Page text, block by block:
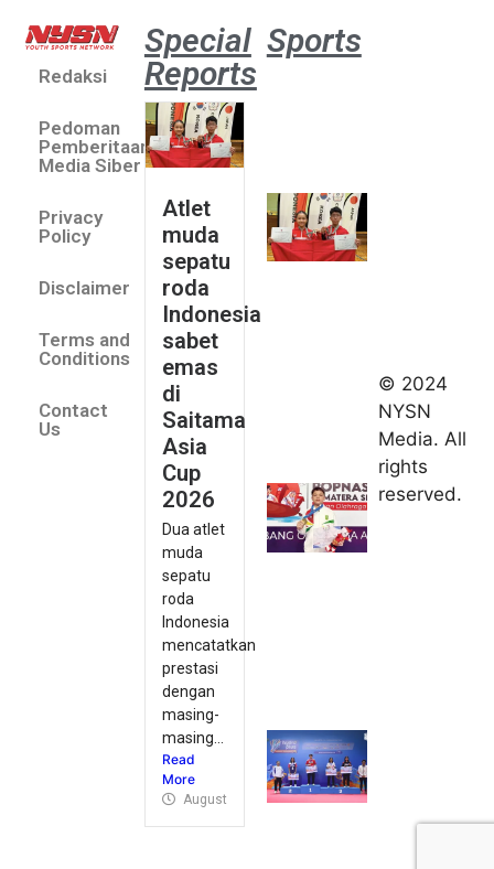
Redaksi
Pedoman
Pemberitaan
Media Siber
Privacy
Policy
Disclaimer
Terms and
Conditions
Contact
Us
Special
Reports
Atlet
muda
sepatu
roda
Indonesia
sabet
emas
di
Saitama
Asia
Cup
2026
Dua atlet
muda
sepatu
roda
Indonesia
mencatatkan
prestasi
dengan
masing-
masing...
Read
More
August 9, 2026
Sports
2026
Indonesia
kirim tiga
lifter
muda ke
Perkasa
© 2024
NYSN
Media. All
rights
reserved.